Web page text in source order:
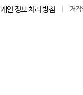
개인 정보 처리 방침 저